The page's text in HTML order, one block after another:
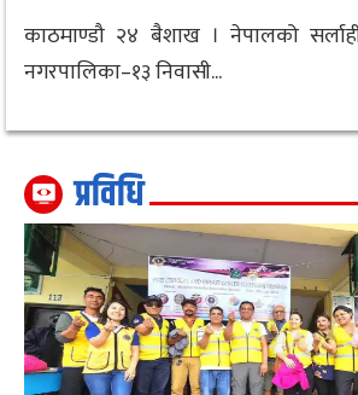
काठमाण्डौ २४ बैशाख । नेपालको
नगरपालिका–१३ निवासी...
प्रविधि